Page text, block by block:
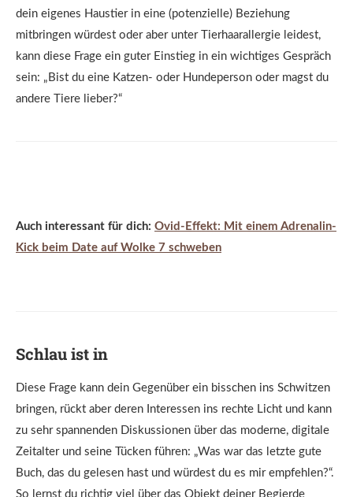
dein eigenes Haustier in eine (potenzielle) Beziehung
mitbringen würdest oder aber unter Tierhaarallergie leidest,
kann diese Frage ein guter Einstieg in ein wichtiges Gespräch
sein: „Bist du eine Katzen- oder Hundeperson oder magst du
andere Tiere lieber?“
Auch interessant für dich: Ovid-Effekt: Mit einem Adrenalin-
Kick beim Date auf Wolke 7 schweben
Schlau ist in
Diese Frage kann dein Gegenüber ein bisschen ins Schwitzen
bringen, rückt aber deren Interessen ins rechte Licht und kann
zu sehr spannenden Diskussionen über das moderne, digitale
Zeitalter und seine Tücken führen: „Was war das letzte gute
Buch, das du gelesen hast und würdest du es mir empfehlen?“.
So lernst du richtig viel über das Objekt deiner Begierde